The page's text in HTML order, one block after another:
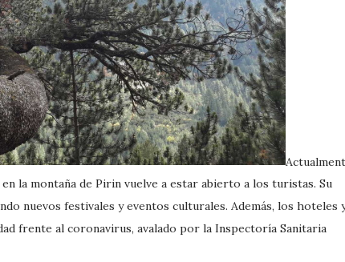
la montaña de Pirin vuelve a estar abierto a los turistas. Su
nuevos festivales y eventos culturales. Además, los hoteles
frente al coronavirus, avalado por la Inspectoría Sanitaria